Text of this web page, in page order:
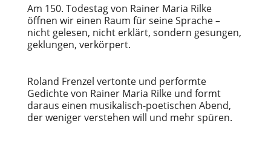
Am 150. Todestag von Rainer Maria Rilke
öffnen wir einen Raum für seine Sprache –
nicht gelesen, nicht erklärt, sondern gesungen,
geklungen, verkörpert.
Roland Frenzel vertonte und performte
Gedichte von Rainer Maria Rilke und formt
daraus einen musikalisch-poetischen Abend,
der weniger verstehen will und mehr spüren.